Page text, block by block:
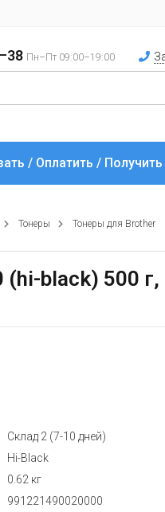
Пн–Пт 09:00–19:00
/ Оплатить / Получить
Тонеры Тонеры для Brother
black) 500 г,
Склад 2 (7-10 дней)
Hi-Black
0.62 кг
991221490020000